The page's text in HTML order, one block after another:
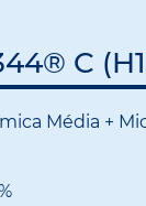
C
Média +